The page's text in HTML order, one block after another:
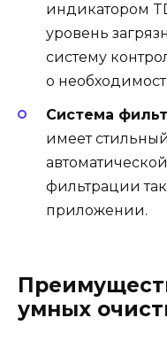
индикатором
уровень
систему
о
Система
имеет
фильтрации
приложении.
умных